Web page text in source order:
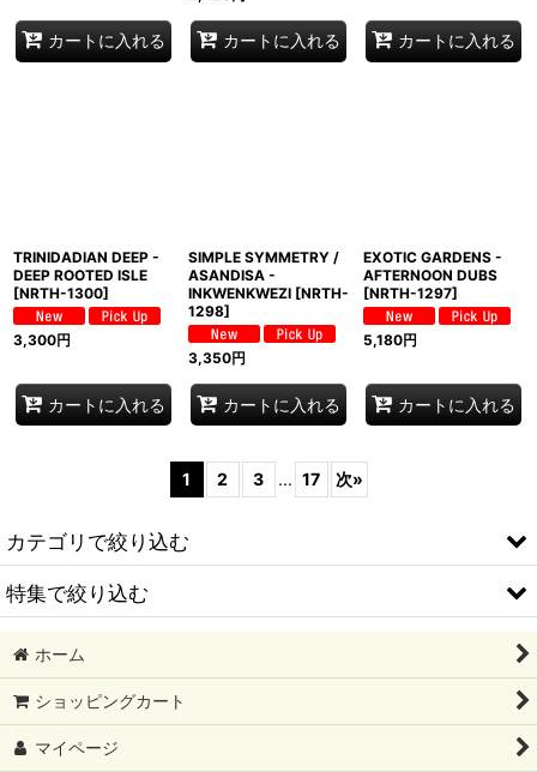
カートに入れる カートに入れる カートに入れる
TRINIDADIAN DEEP -
DEEP ROOTED ISLE
[NRTH-1300]
3,300円
カートに入れる
SIMPLE SYMMETRY /
ASANDISA -
INKWENKWEZI [NRTH-
1298]
3,350円
カートに入れる
EXOTIC GARDENS -
AFTERNOON DUBS
[NRTH-1297]
5,180円
カートに入れる
1 2 3 ... 17 次»
カテゴリで絞り込む
ORIGINAL GOODS
MUNCHIE FOODS
LOCAL
HIPHOP
特集で絞り込む
2026/08 新譜
2026/07 新譜
2026/06 新譜
ホーム
ショッピングカート
マイページ